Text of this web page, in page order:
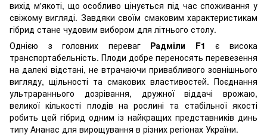
вихід м'якоті, що особливо цінується під час споживання у
свіжому вигляді. Завдяки своїм смаковим характеристикам
гібрид стане чудовим вибором для літнього столу.
Однією з головних переваг Радміли F1 є висока
транспортабельність. Плоди добре переносять перевезення
на далекі відстані, не втрачаючи привабливого зовнішнього
вигляду, щільності та смакових властивостей. Поєднання
ультрараннього дозрівання, дружної віддачі врожаю,
великої кількості плодів на рослині та стабільної якості
робить цей гібрид одним із найкращих представників динь
типу Ананас для вирощування в різних регіонах України.